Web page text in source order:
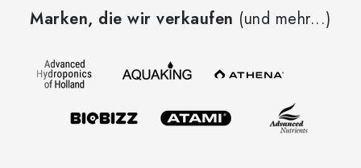
Marken, die wir verkaufen (und mehr...)